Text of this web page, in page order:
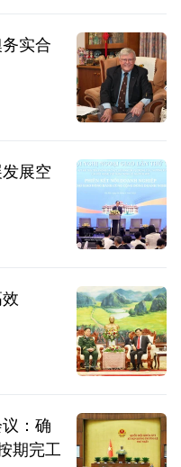
实合
展空
：确
期完工